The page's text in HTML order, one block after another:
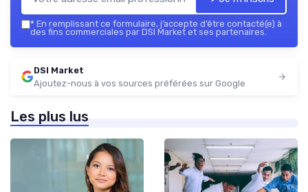
* En remplissant ce formulaire, j’accepte d’être contacté(e) à
des fins commerciales par DSI Market et ses partenaires.
DSI Market
Ajoutez-nous à vos sources préférées sur Google
Les plus lus